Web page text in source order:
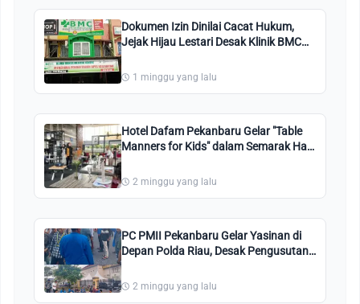
Dokumen Izin Dinilai Cacat Hukum,
Jejak Hijau Lestari Desak Klinik BMC
1 minggu yang lalu
Hotel Dafam Pekanbaru Gelar "Table
Manners for Kids" dalam Semarak Hari
2 minggu yang lalu
PC PMII Pekanbaru Gelar Yasinan di
Depan Polda Riau, Desak Pengusutan
2 minggu yang lalu